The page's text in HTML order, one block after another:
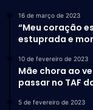
16 de março de 2023
“Meu coração
estuprada e
10 de fevereiro de 2023
Mãe chora ao
passar no TAF
5 de fevereiro de 2023